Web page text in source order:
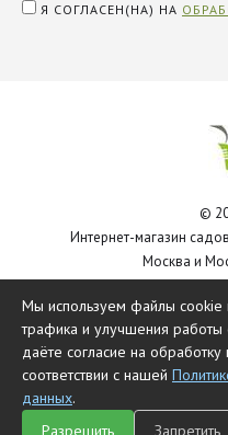
Я СОГЛАСЕН(НА) НА
©
Интернет-магазин
Москва и
Мы используем файлы cookie
трафика и улучшения работы
даёте согласие на
соответствии с нашей
данных.
Разрешить
Запретить